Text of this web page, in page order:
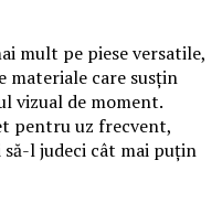
mult pe piese versatile,
materiale care susțin
vizual de moment.
pentru uz frecvent,
l judeci cât mai puțin